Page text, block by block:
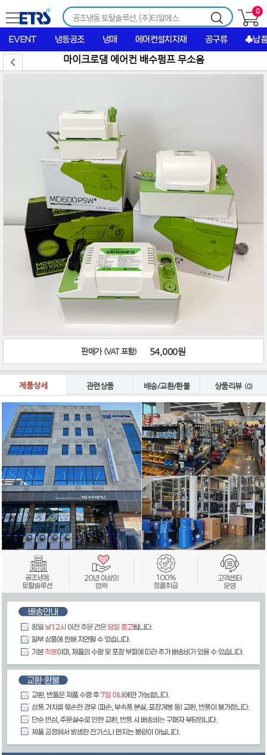
0
EVENT 냉동공조 냉매 에어컨설치자재 공구류 ♣납
마이크로댐 에어컨 배수펌프 무소음
판매가 (VAT 포함) 54,000원
제품상세 관련상품 배송/교환/환불 상품리뷰 (0)